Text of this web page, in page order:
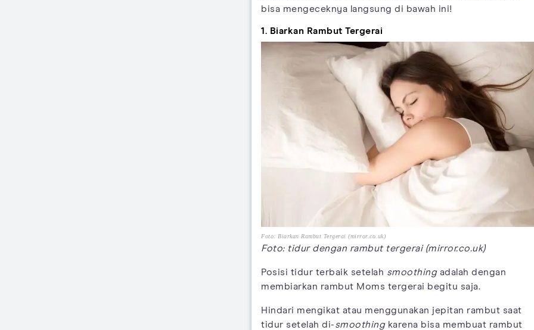
bisa mengeceknya langsung di bawah ini!
1. Biarkan Rambut Tergerai
Foto: Biarkan Rambut Tergerai (mirror.co.uk)
Foto: tidur dengan rambut tergerai (mirror.co.uk)
Posisi tidur terbaik setelah smoothingadalah dengan
membiarkan rambut Moms tergerai begitu saja.
Hindari mengikat atau menggunakan jepitan rambut saat
tidur setelah di-smoothingkarena bisa membuat rambut